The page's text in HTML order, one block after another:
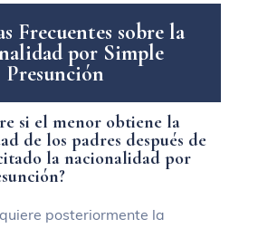
s Frecuentes sobre la
alidad por Simple
Presunción
si el menor obtiene la
de los padres después de
la nacionalidad por
posteriormente la